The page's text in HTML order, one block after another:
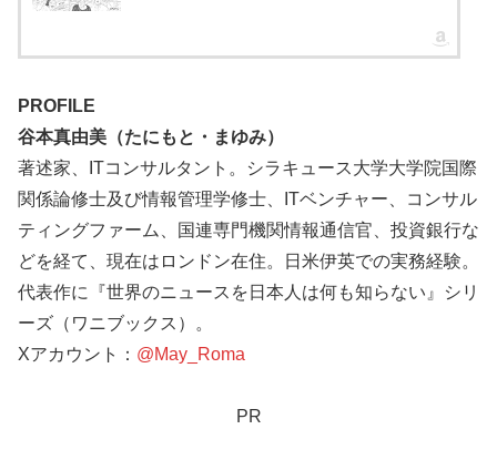
PROFILE
谷本真由美（たにもと・まゆみ）
著述家、ITコンサルタント。シラキュース大学大学院国際
関係論修士及び情報管理学修士、ITベンチャー、コンサル
ティングファーム、国連専門機関情報通信官、投資銀行な
どを経て、現在はロンドン在住。日米伊英での実務経験。
代表作に『世界のニュースを日本人は何も知らない』シリ
ーズ（ワニブックス）。
Xアカウント： @May_Roma
PR